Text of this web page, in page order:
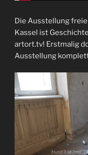
Die Ausstellung
Kassel ist
artort.tv! Erstmalig
Ausstellung